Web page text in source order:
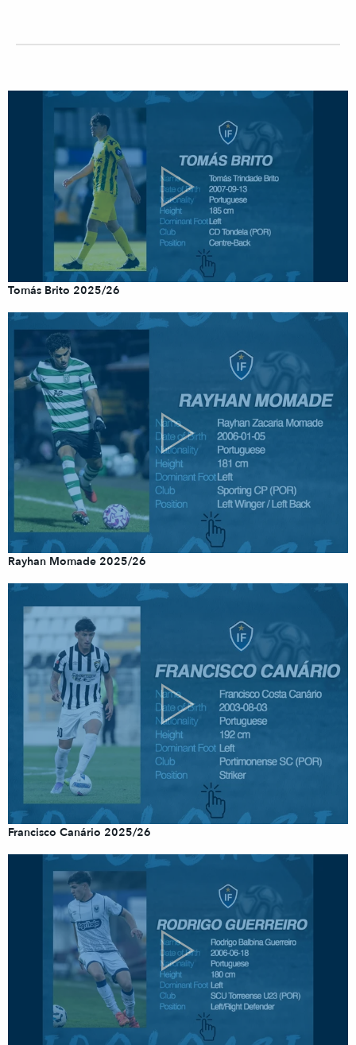
Tomás Brito 2025/26
Rayhan Momade 2025/26
Francisco Canário 2025/26